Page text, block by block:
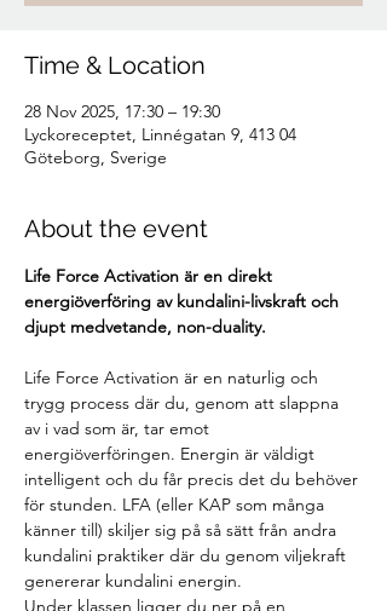
Time & Location
28 Nov 2025, 17:30 – 19:30
Lyckoreceptet, Linnégatan 9, 413 04
Göteborg, Sverige
About the event
Life Force Activation är en direkt
energiöverföring av kundalini-livskraft och
djupt medvetande, non-duality.
Life Force Activation är en naturlig och
trygg process där du, genom att slappna
av i vad som är, tar emot
energiöverföringen. Energin är väldigt
intelligent och du får precis det du behöver
för stunden. LFA (eller KAP som många
känner till) skiljer sig på så sätt från andra
kundalini praktiker där du genom viljekraft
genererar kundalini energin.
Under klassen ligger du ner på en